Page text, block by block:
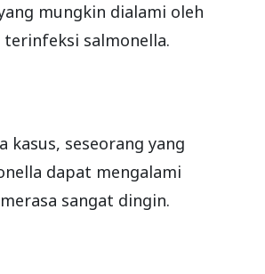
mungkin dialami oleh
terinfeksi salmonella.
kasus, seseorang yang
dapat mengalami
sangat dingin.